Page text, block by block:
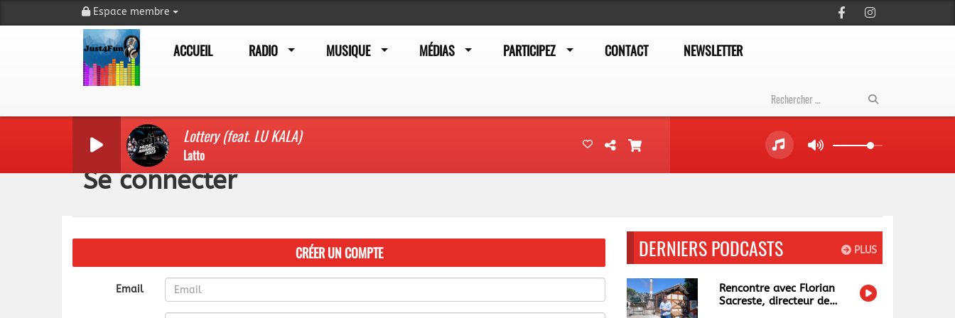
Espace membre
ACCUEIL RADIO MUSIQUE MÉDIAS PARTICIPEZ CONTACT NEWSLETTER
Lottery (feat. LU KALA)
Latto
Se connecter
CRÉER UN COMPTE
Email (L’email est obligatoire )
PLUS
DERNIERS PODCASTS
Rencontre avec Florian
Sacreste, directeur de